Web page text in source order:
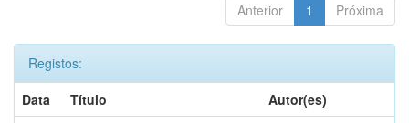
Anterior 1 Próxima
Registos:
Data
Título
Autor(es)